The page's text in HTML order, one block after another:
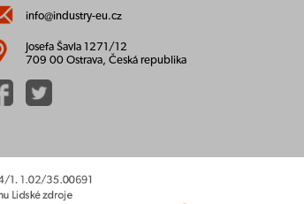
info@industry-eu.cz
Josefa Šavla 1271/12
709 00 Ostrava, Česká republika